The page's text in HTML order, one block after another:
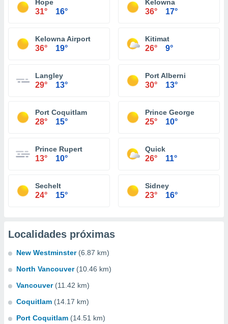
Hope
31° 16°
Kelowna
36° 17°
Kelowna Airport
36° 19°
Kitimat
26° 9°
Langley
29° 13°
Port Alberni
30° 13°
Port Coquitlam
28° 15°
Prince George
25° 10°
Prince Rupert
13° 10°
Quick
26° 11°
Sechelt
24° 15°
Sidney
23° 16°
Localidades próximas
New Westminster (6.87 km)
North Vancouver (10.46 km)
Vancouver (11.42 km)
Coquitlam (14.17 km)
Port Coquitlam (14.51 km)